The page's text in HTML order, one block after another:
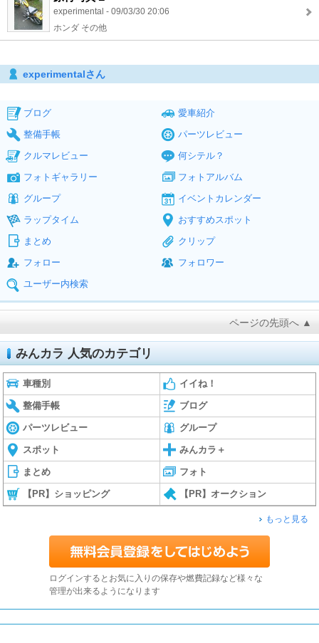
experimental - 09/03/30 20:06
ホンダ その他
experimentalさん
ブログ
愛車紹介
整備手帳
パーツレビュー
クルマレビュー
何シテル？
フォトギャラリー
フォトアルバム
グループ
イベントカレンダー
ラップタイム
おすすめスポット
まとめ
クリップ
フォロー
フォロワー
ユーザー内検索
ページの先頭へ ▲
みんカラ 人気のカテゴリ
車種別 イイね！
整備手帳 ブログ
パーツレビュー グループ
スポット みんカラ＋
まとめ フォト
【PR】ショッピング 【PR】オークション
もっと見る
ログインするとお気に入りの保存や燃費記録など様々な
管理が出来るようになります